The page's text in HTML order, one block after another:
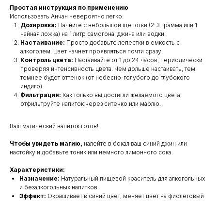
Простая инструкция по применению
Использовать Анчан невероятно легко.
Дозировка: Начните с небольшой щепотки (2-3 грамма или 1
чайная ложка) на 1 литр самогона, джина или водки.
Настаивание: Просто добавьте лепестки в емкость с
алкоголем. Цвет начнет проявляться почти сразу.
Контроль цвета: Настаивайте от 1 до 24 часов, периодически
проверяя интенсивность цвета. Чем дольше настаивать, тем
темнее будет оттенок (от небесно-голубого до глубокого
индиго).
Фильтрация: Как только вы достигли желаемого цвета,
отфильтруйте напиток через ситечко или марлю.
Ваш магический напиток готов!
Чтобы увидеть магию, налейте в бокал ваш синий джин или
настойку и добавьте тоник или немного лимонного сока.
Характеристики:
Назначение: Натуральный пищевой краситель для алкогольных
и безалкогольных напитков.
Эффект: Окрашивает в синий цвет, меняет цвет на фиолетовый